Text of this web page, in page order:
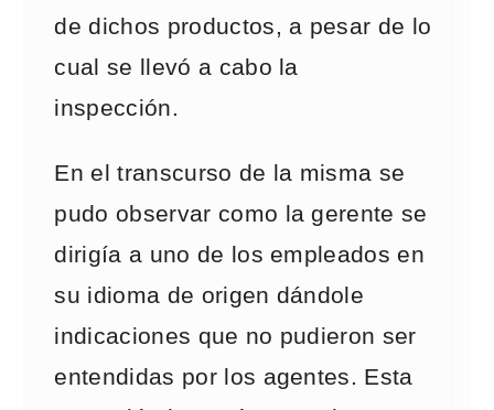
de dichos productos, a pesar de lo
cual se llevó a cabo la
inspección.
En el transcurso de la misma se
pudo observar como la gerente se
dirigía a uno de los empleados en
su idioma de origen dándole
indicaciones que no pudieron ser
entendidas por los agentes. Esta